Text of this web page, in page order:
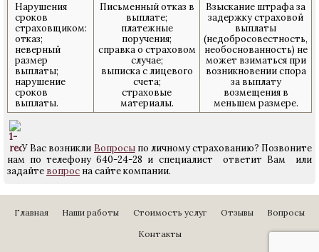
Нарушения
сроков
страховщиком:
отказ;
неверный
размер
выплаты;
нарушение
сроков
выплаты.
Письменный отказ в
выплате;
платежные
поручения;
справка о страховом
случае;
выписка с лицевого
счета;
страховые
материалы.
Взыскание штрафа за
задержку страховой
выплаты
(недобросовестность,
необоснованность) не
может взиматься при
возникновении спора
за выплату
возмещения в
меньшем размере.
У Вас возникли Вопросыпо личному страхованию? Позвоните
нам по телефону 640-24-28 и специалист ответит Вам или
задайте вопрос на сайте компании.
Главная Наши работы Стоимость услуг Отзывы
Вопросы
Контакты